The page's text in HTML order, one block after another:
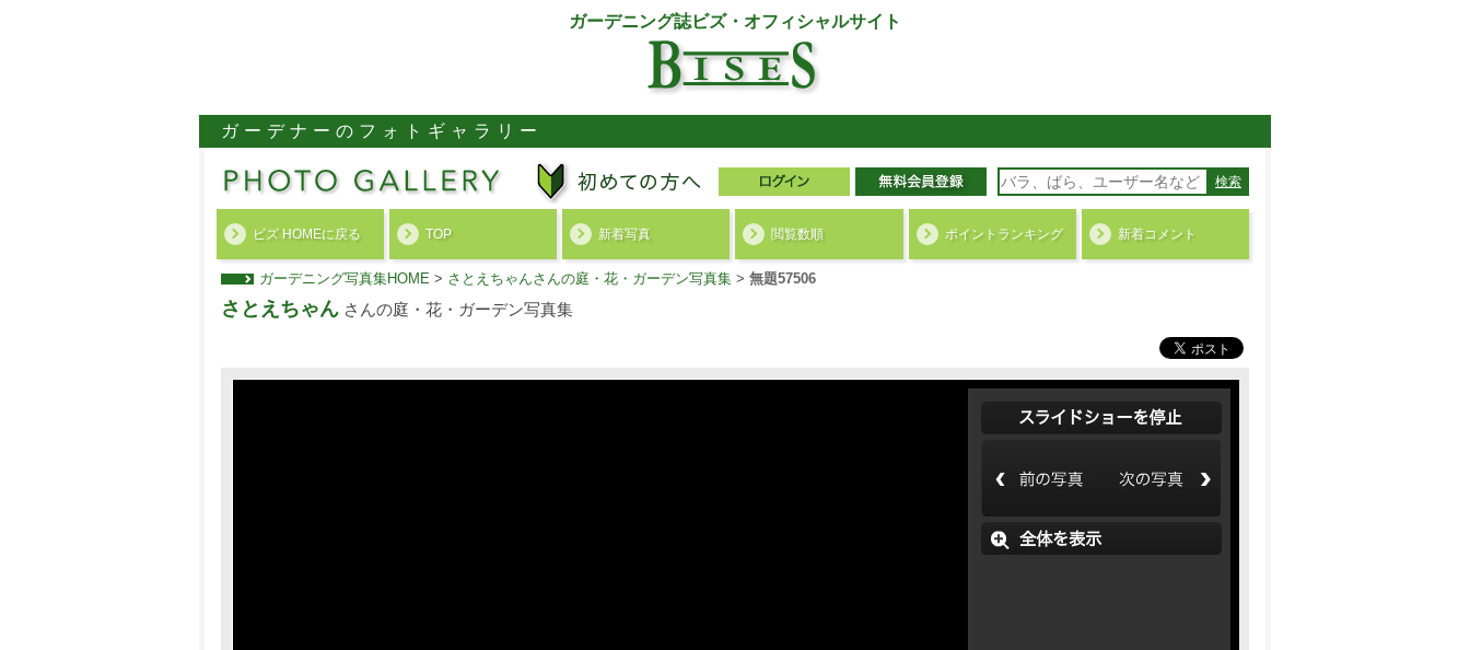
ガーデニング誌ビズ・オフィシャルサイト
ガーデナーのフォトギャラリー
検索
ビズ HOMEに戻る TOP 新着写真 閲覧数順 ポイント ランキング 新着コメント
ガーデニング写真集HOME > さとえちゃんさんの庭・花・ガーデン写真集 > 無題57506
さとえちゃん さんの庭・花・ガーデン写真集